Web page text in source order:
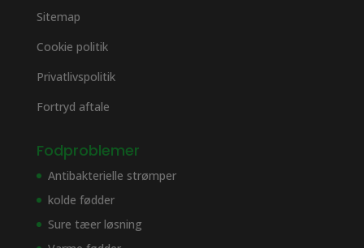
Sitemap
Cookie politik
Privatlivspolitik
Fortryd aftale
Fodproblemer
Antibakterielle strømper
kolde fødder
Sure tæer løsning